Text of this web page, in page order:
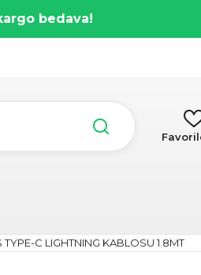
bedava!
C LIGHTNING KABLOSU 1.8MT